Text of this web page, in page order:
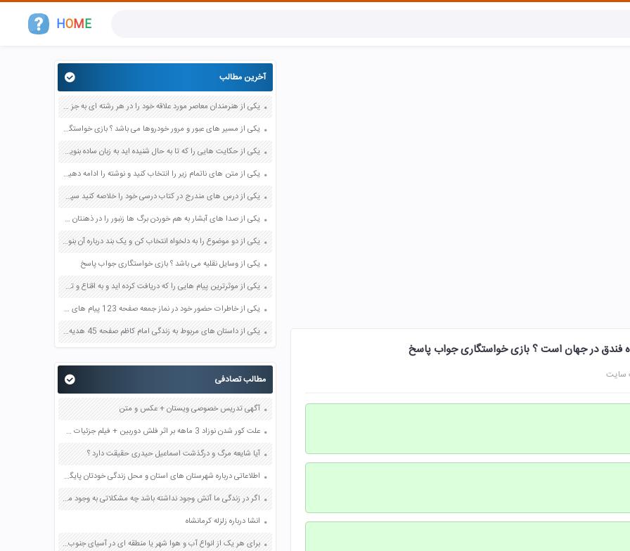
HOME
فندق در جهان است ؟ بازی خواستگاری جواب پاسخ
سایت
آخرین مطالب
یکی از هنرمندان معاصر مورد علاقه خود را در هر رشته ای به جز عکاسی صفحه 69 فرهنگ و هنر نهم
یکی از مسیر های عبور و مرور خودروها می باشد ؟ بازی خواستگاری جواب پاسخ
یکی از حکایت هایی را که تا به حال شنیده اید به زبان ساده بنویسید صفحه 97 نگارش ششم دبستان
یکی از متن های ناتمام زیر را انتخاب کنید و نوشته را ادامه دهید صفحه 73 و 74 کتاب نگارش فارسی پنجم دبستان
یکی از درس های مندرج در کتاب درسی خود را خلاصه کنید سپس متن خلاصه شده را با بهره گیری از روش های دسته بندی نمودار جدول نقشه مفهومی نشان دهید صفحه 118 نگارش یازدهم
یکی از صدا های آبشار به هم خوردن برگ ها زنبور را در ذهنتان مجسم کنید و درباره آن یک بند بنویسید صفحه 11 نگارش پنجم
یکی از دو موضوع را به دلخواه انتخاب کن و یک بند درباره آن بنویس صفحه 35 کتاب نگارش فارسی سوم
یکی از وسایل نقلیه می باشد ؟ بازی خواستگاری جواب پاسخ
یکی از موثرترین پیام هایی را که دریافت کرده اید و به اقناع و تغییری جدی در شما منجر شده است برسی کنید و علت این تاثیر گذاری قابل توجه را بنویسید صفحه 52 تفکر و سواد رسانه ای دهم
یکی از خاطرات حضور خود در نماز جمعه صفحه 123 پیام های آسمان هفتم
یکی از داستان های مربوط به زندگی امام کاظم صفحه 45 هدیه های آسمان چهارم
مطالب تصادفی
آگهی تدریس خصوصی ویستان + عکس و متن
علت کور شدن نوزاد 3 ماهه بر اثر فلش دوربین + فیلم جزئیات ماجرا
آیا شایعه مرگ و درگذشت اسماعیل حیدری حقیقت دارد ؟
اطلاعاتی درباره شهرستان های استان و محل زندگی خودتان پایگاه استانداری صفحه 56 مطالعات اجتماعی هفتم
اگر در زندگی ما آتش وجود نداشته باشد چه مشکلاتی به وجود می آید صفحه 34 مطالعات اجتماعی چهارم
انشا درباره زلزله کرمانشاه
برای هر یک از انواع آب و هوا شهر یا منطقه ای در آسیای جنوب غربی پیدا کنید و بنویسید: آب و هوای گرم و خشک آب و هوای گرم و شرجی آب و هوای مدیترانه ای آب و هوای سرد کوهستانی صفحه 124 مطالعات اجتماعی هشتم